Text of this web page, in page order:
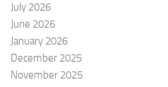
July 2026
June 2026
January 2026
December 2025
November 2025